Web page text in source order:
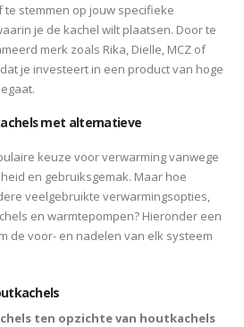
stemmen op jouw specifieke
je de kachel wilt plaatsen. Door te
merk zoals Rika, Dielle, MCZ of
je investeert in een product van hoge
met alternatieve
keuze voor verwarming vanwege
en gebruiksgemak. Maar hoe
veelgebruikte verwarmingsopties,
en warmtepompen? Hieronder een
de voor- en nadelen van elk systeem
ten opzichte van houtkachels